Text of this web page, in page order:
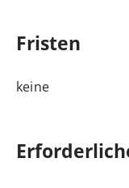
Fristen
keine